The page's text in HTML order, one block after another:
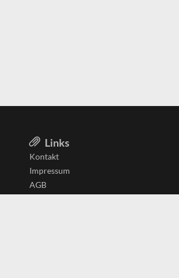
Links
Kontakt
Impressum
AGB